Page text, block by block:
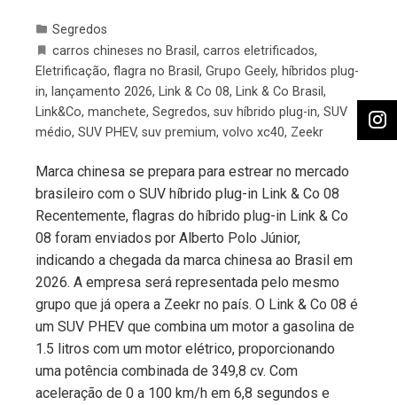
Segredos
carros chineses no Brasil , carros eletrificados,
Eletrificação, flagra no Brasil , Grupo Geely, híbridos plug-
in, lançamento 2026, Link & Co 08, Link & Co Brasil ,
Link&Co, manchete, Segredos, suv híbrido plug-in, SUV
médio, SUV PHEV, suv premium, volvo xc40, Zeekr
Marca chinesa se prepara para estrear no mercado
brasileiro com o SUV híbrido plug-in Link & Co 08
Recentemente, flagras do híbrido plug-in Link & Co
08 foram enviados por Alberto Polo Júnior,
indicando a chegada da marca chinesa ao Brasil em
2026. A empresa será representada pelo mesmo
grupo que já opera a Zeekr no país. O Link & Co 08 é
um SUV PHEV que combina um motor a gasolina de
1.5 litros com um motor elétrico, proporcionando
uma potência combinada de 349,8 cv. Com
aceleração de 0 a 100 km/h em 6,8 segundos e